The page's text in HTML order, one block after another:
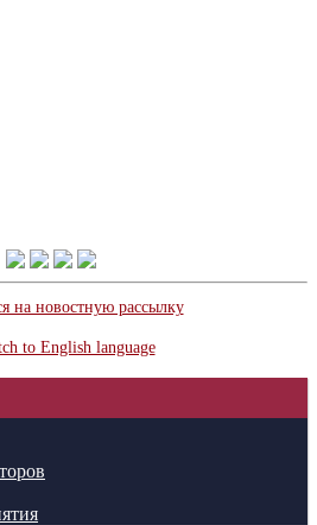
на новостную рассылку
to English language